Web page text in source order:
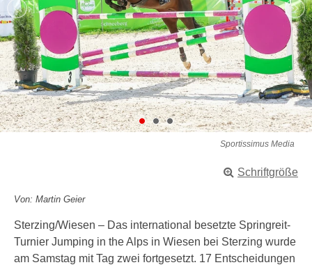
Sportissimus Media
Schriftgröße
Von: Martin Geier
Sterzing/Wiesen – Das international besetzte Springreit-
Turnier Jumping in the Alps in Wiesen bei Sterzing wurde
am Samstag mit Tag zwei fortgesetzt. 17 Entscheidungen